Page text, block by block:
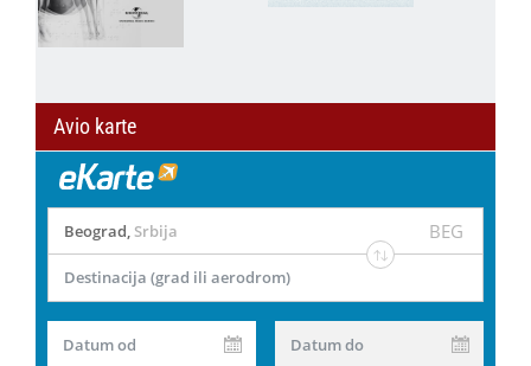
Avio karte
Beograd, Srbija BEG
Destinacija (grad ili aerodrom)
Datum od Datum do